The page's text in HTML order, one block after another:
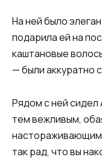
На ней было
подарила ей на
каштановые
— были аккуратно
Рядом с ней сидел
тем вежливым,
так рад, что вы